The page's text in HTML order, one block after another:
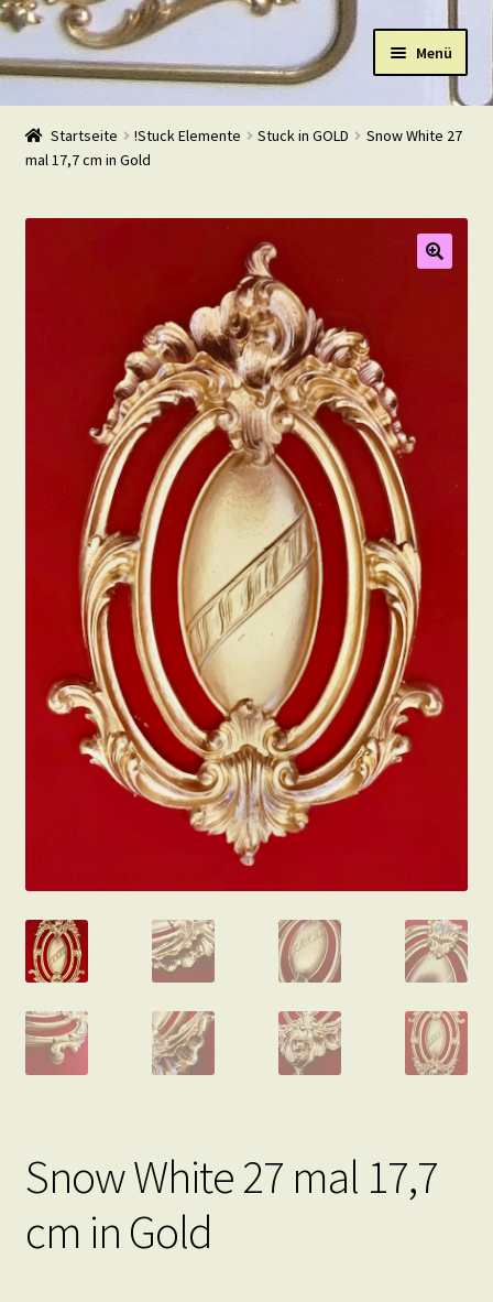
Navigation
Zum
Inhalt
Menü
Start
Shop
Warenkorb
Startseite !Stuck Elemente Stuck in GOLD
Snow White 27
mal 17,7 cm in Gold
Snow White 27 mal 17,7
cm in Gold